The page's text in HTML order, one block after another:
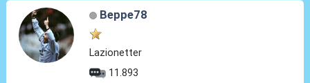
Beppe78
Lazionetter
11.893